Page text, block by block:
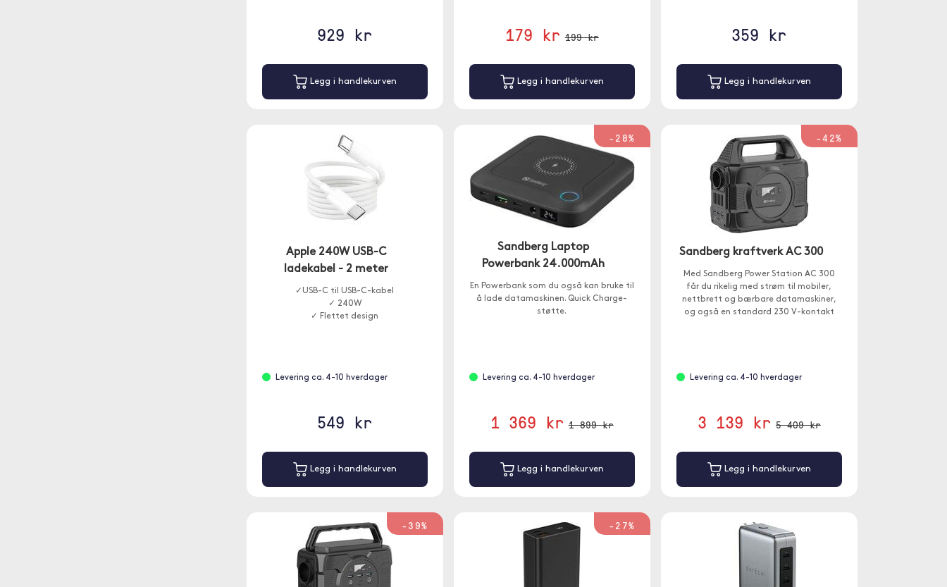
929 kr
Legg i handlekurven
179 kr 199 kr
Legg i handlekurven
359 kr
Legg i handlekurven
Apple 240W USB-C
ladekabel - 2 meter
✓USB-C til USB-C-kabel
✓ 240W
✓ Flettet design
Levering ca. 4-10 hverdager
549 kr
Legg i handlekurven
-28%
Sandberg Laptop
Powerbank 24.000mAh
En Powerbank som du også kan bruke til
å lade datamaskinen. Quick Charge-
støtte.
Levering ca. 4-10 hverdager
1 369 kr 1 899 kr
Legg i handlekurven
-42%
Sandberg kraftverk AC 300
Med Sandberg Power Station AC 300
får du rikelig med strøm til mobiler,
nettbrett og bærbare datamaskiner,
og også en standard 230 V-kontakt
Levering ca. 4-10 hverdager
3 139 kr 5 409 kr
Legg i handlekurven
-39% -27%